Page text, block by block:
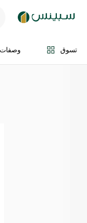
تسوق وصفات
اضف الى السلة